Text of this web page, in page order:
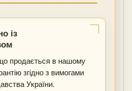
із
продається в нашому
згідно з вимогами
України.